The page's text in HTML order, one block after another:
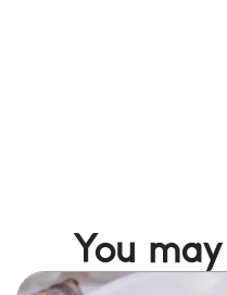
You
Image